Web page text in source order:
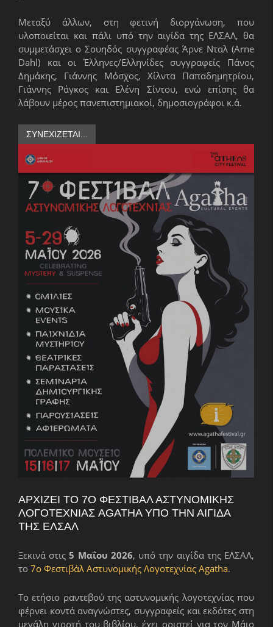
Μεταξύ άλλων, στη φετινή διοργάνωση, που
υλοποιείται και πάλι υπό την αιγίδα της ΕΛΣΑΛ, θα
συμμετάσχει ο Σουηδός συγγραφέας Άρνε Νταλ (Arne
Dahl) και οι Έλληνες/Ελληνίδες συγγραφείς Πάνος
Δημάκης, Γιάννης Μόσχος, Χίλντα Παπαδημητρίου,
Γιάννης Ράγκος και Ελένη Σίντου, ενώ επίσης θα
λάβουν μέρος πανεπιστημιακοί, δημοσιογράφοι κ.ά.
ΣΥΝΕΧΊΖΕΤΑΙ...
ΑΡΧΊΖΕΙ ΤΟ 7Ο ΦΕΣΤΙΒΆΛ ΑΣΤΥΝΟΜΙΚΉΣ
ΛΟΓΟΤΕΧΝΊΑΣ AGATHA ΥΠΌ ΤΗΝ ΑΙΓΊΔΑ
ΤΗΣ ΕΛΣΑΛ
Ξεκινά στις5 Μαΐου 2026, υπό την αιγίδα της ΕΛΣΑΛ,
το 7ο Φεστιβάλ Αστυνομικής Λογοτεχνίας Agatha.
Το ετήσιο ραντεβού της αστυνομικής λογοτεχνίας που
φέρνει κοντά αναγνώστες, συγγραφείς και εκδότες στη
μεγάλη γιορτή του βιβλίου, έχει οριστεί για τον Μάιο